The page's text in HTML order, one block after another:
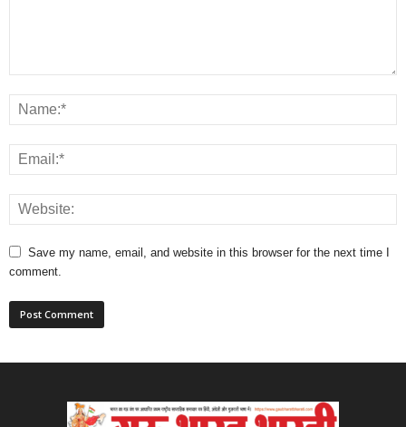
Save my name, email, and website in this browser for the next time I
comment.